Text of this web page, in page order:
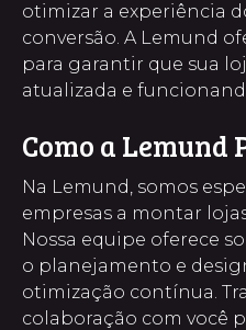
otimizar a experiência
conversão. A Lemund
para garantir que sua
atualizada e
Como a Lemund
Na Lemund, somos
empresas a montar
Nossa equipe oferece
o planejamento e
otimização contínua.
colaboração com você